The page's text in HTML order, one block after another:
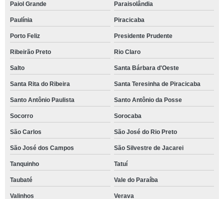
Paiol Grande Paraisolândia
Paulínia Piracicaba
Porto Feliz Presidente Prudente
Ribeirão Preto Rio Claro
Salto Santa Bárbara d'Oeste
Santa Rita do Ribeira Santa Teresinha de Piracicaba
Santo Antônio Paulista Santo Antônio da Posse
Socorro Sorocaba
São Carlos São José do Rio Preto
São José dos Campos São Silvestre de Jacarei
Tanquinho Tatuí
Taubaté Vale do Paraíba
Valinhos Verava